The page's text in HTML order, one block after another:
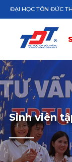
Nhảy đến nội dung
ĐẠI HỌC TÔN ĐỨC
Sinh viên